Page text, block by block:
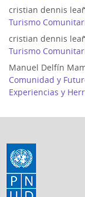
cristian dennis
Turismo
cristian dennis
Turismo
Manuel Delfín
Comunidad y
Experiencias y